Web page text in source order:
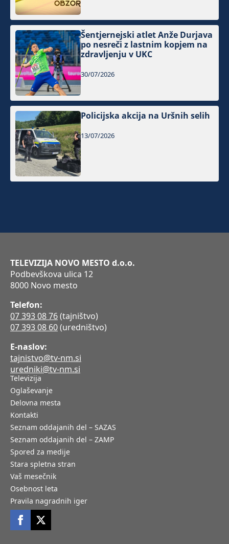
Šentjernejski atlet Anže Durjava
po nesreči z lastnim kopjem na
zdravljenju v UKC
30/07/2026
Policijska akcija na Uršnih selih
13/07/2026
TELEVIZIJA NOVO MESTO d.o.o.
Podbevškova ulica 12
8000 Novo mesto
Telefon:
07 393 08 76(tajništvo)
07 393 08 60(uredništvo)
E-naslov:
tajnistvo@tv-nm.si
uredniki@tv-nm.si
Televizija
Oglaševanje
Delovna mesta
Kontakti
Seznam oddajanih del – SAZAS
Seznam oddajanih del – ZAMP
Spored za medije
Stara spletna stran
Vaš mesečnik
Osebnost leta
Pravila nagradnih iger